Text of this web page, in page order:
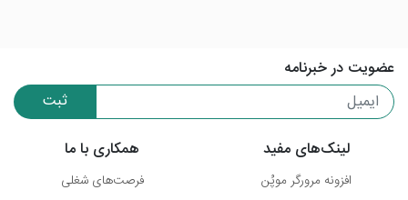
عضویت در خبرنامه
ثبت
لینک‌های مفید
افزونه مرورگر موپُن
همکاری با ما
فرصت‌های شغلی